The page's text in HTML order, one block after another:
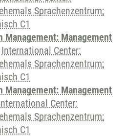
Sprachenzentrum;
C1
Management: Management
International Center:
Sprachenzentrum;
C1
Management: Management
Center:
Sprachenzentrum;
C1